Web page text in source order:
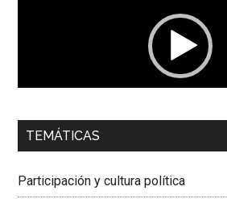
00:00
Dra. Carolina Corcho Mejía,
Colombiana
TEMÁTICAS
Participación y cultura política